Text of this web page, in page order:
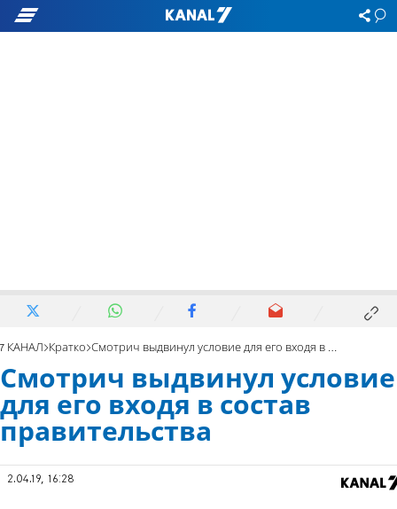
7 КАНАЛ Кратко Смотрич выдвинул условие для его входя в состав правительства
Смотрич выдвинул условие
для его входя в состав
правительства
2.04.19, 16:28